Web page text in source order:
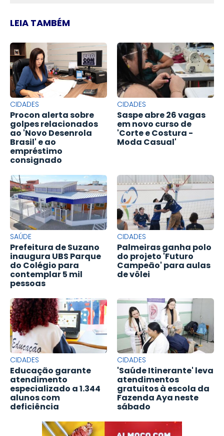
LEIA TAMBÉM
CIDADES
Procon alerta sobre
golpes relacionados
ao 'Novo Desenrola
Brasil' e ao
empréstimo
consignado
CIDADES
Saspe abre 26 vagas
em novo curso de
'Corte e Costura -
Moda Casual'
SAÚDE
Prefeitura de Suzano
inaugura UBS Parque
do Colégio para
contemplar 5 mil
pessoas
CIDADES
Palmeiras ganha polo
do projeto 'Futuro
Campeão' para aulas
de vôlei
CIDADES
Educação garante
atendimento
especializado a 1.344
alunos com
deficiência
CIDADES
'Saúde Itinerante' leva
atendimentos
gratuitos à escola da
Fazenda Aya neste
sábado